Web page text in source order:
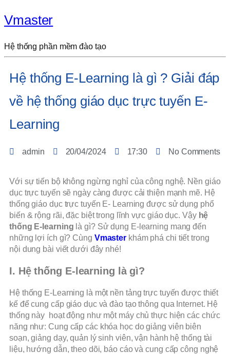
Vmaster
Hệ thống phần mềm đào tạo
Hệ thống E-Learning là gì ? Giải đáp
về hệ thống giáo dục trực tuyến E-
Learning
admin 20/04/2024 17:30 No Comments
Với sự tiến bộ không ngừng nghỉ của công nghệ. Nền giáo
dục trực tuyến sẽ ngày càng được cải thiện mạnh mẽ. Hệ
thống giáo dục trực tuyến E- Learning được sử dụng phổ
biến & rộng rãi, đặc biệt trong lĩnh vực giáo dục. Vậy hệ
thống E-learning là gì? Sử dụng E-learning mang đến
những lợi ích gì? Cùng Vmaster khám phá chi tiết trong
nội dung bài viết dưới đây nhé!
I. Hệ thống E-learning là gì?
Hệ thống E-Learning là một nền tảng trực tuyến được thiết
kế để cung cấp giáo dục và đào tạo thông qua Internet. Hệ
thống này hoạt động như một máy chủ thực hiện các chức
năng như: Cung cấp các khóa học do giảng viên biên
soạn, giảng dạy, quản lý sinh viên, vận hành hệ thống tài
liệu, hướng dẫn, theo dõi, báo cáo và cung cấp công nghệ